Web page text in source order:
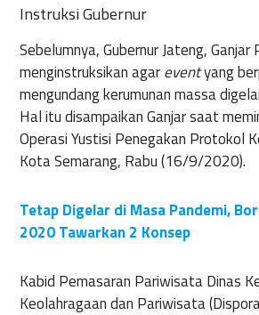
Instruksi Gubernur
Sebelumnya, Gubernur Jateng, Ganjar
menginstruksikan agareventyang
mengundang kerumunan massa
Hal itu disampaikan Ganjar saat
Operasi Yustisi Penegakan Protokol
Kota Semarang, Rabu (16/9/2020).
Tetap Digelar di Masa Pandemi,
2020 Tawarkan 2 Konsep
Kabid Pemasaran Pariwisata Dinas
Keolahragaan dan Pariwisata